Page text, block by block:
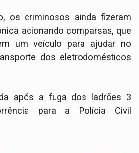
os criminosos ainda fizeram
acionando comparsas, que
um veículo para ajudar no
dos eletrodomésticos
após a fuga dos ladrões 3
para a Polícia Civil